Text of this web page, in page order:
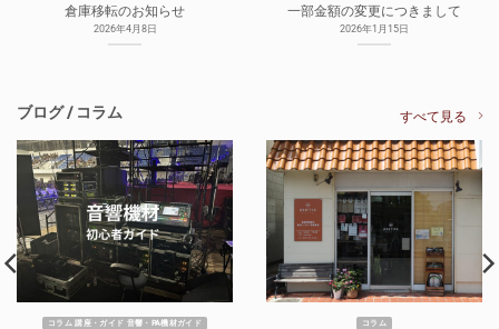
倉庫移転のお知らせ
2026年4月8日
一部金額の変更につきまして
2026年1月15日
ブログ / コラム すべて見る
コラム 講座・ガイド 音響・PA機材ガイド コラム